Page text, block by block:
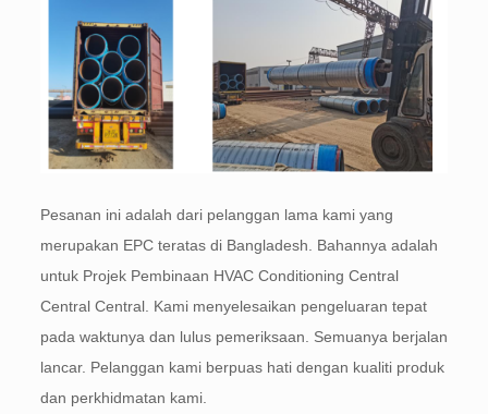
Pesanan ini adalah dari pelanggan lama kami yang
merupakan EPC teratas di Bangladesh. Bahannya adalah
untuk Projek Pembinaan HVAC Conditioning Central
Central Central. Kami menyelesaikan pengeluaran tepat
pada waktunya dan lulus pemeriksaan. Semuanya berjalan
lancar. Pelanggan kami berpuas hati dengan kualiti produk
dan perkhidmatan kami.